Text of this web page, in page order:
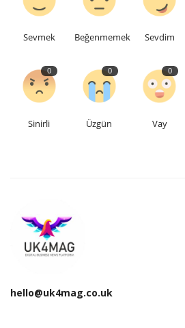
Sevmek Beğenmemek Sevdim
0
Sinirli
0
Üzgün
0
Vay
hello@uk4mag.co.uk